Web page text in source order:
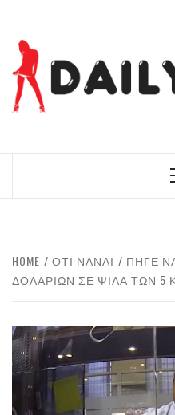
content
HOME ΟΤΙ ΝΑΝΑΙ
ΠΉΓΕ
ΔΟΛΑΡΊΩΝ ΣΕ ΨΙΛΆ ΤΩΝ 5 ΚΑΙ